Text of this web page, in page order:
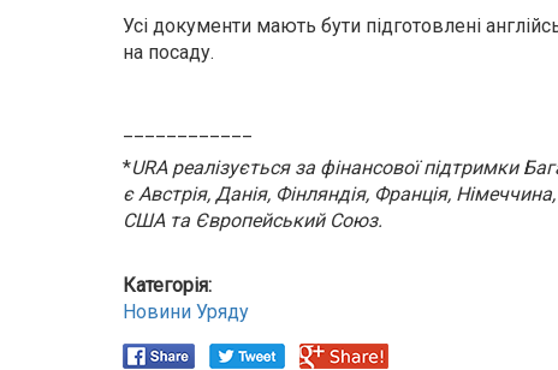
Усі документи мають бути підготовлені
на посаду.
*URA реалізується за фінансової підтримки
є Австрія, Данія, Фінляндія, Франція,
США та Європейський Союз.
Категорія:
Новини Уряду